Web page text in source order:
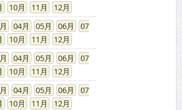
10 11
12
04 05 06
07
10 11
12
04 05 06
07
10 11
12
04 05 06
07
10 11
12